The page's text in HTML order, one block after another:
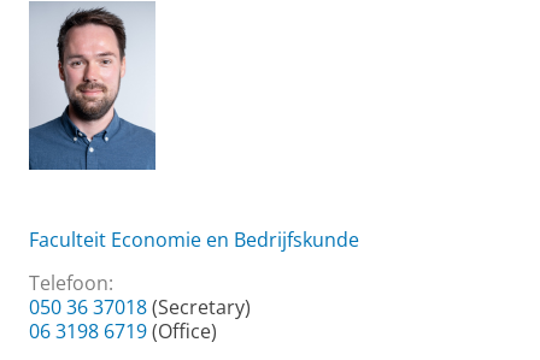
Faculteit Economie en Bedrijfskunde
Telefoon:
050 36 37018(Secretary)
06 3198 6719(Office)